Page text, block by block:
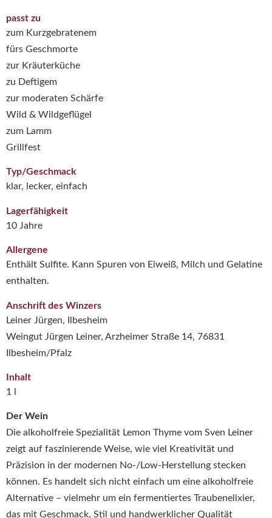
Der Wein
Die alkoholfreie Spezialität Lemon Thyme vom Sven Leiner
zeigt auf faszinierende Weise, wie viel Kreativität und
Präzision in der modernen No-/Low-Herstellung stecken
können. Es handelt sich nicht einfach um eine alkoholfreie
Alternative – vielmehr um ein fermentiertes Traubenelixier,
das mit Geschmack, Stil und handwerklicher Qualität
passt zu
zum Kurzgebratenem
fürs Geschmorte
zur Kräuterküche
zu Deftigem
zur moderaten Schärfe
Wild & Wildgeflügel
zum Lamm
Grillfest
Typ/Geschmack
klar, lecker, einfach
Lagerfähigkeit
10 Jahre
Allergene
Enthält Sulfite. Kann Spuren von Eiweiß, Milch und Gelatine
enthalten.
Anschrift des Winzers
Leiner Jürgen, Ilbesheim
Weingut Jürgen Leiner, Arzheimer Straße 14, 76831
Ilbesheim/Pfalz
Inhalt
1 l